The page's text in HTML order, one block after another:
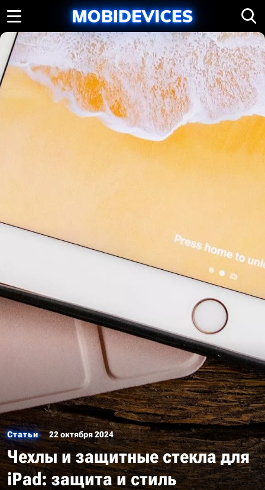
Статьи 22 октября 2024
Чехлы и защитные стекла для
iPad: защита и стиль